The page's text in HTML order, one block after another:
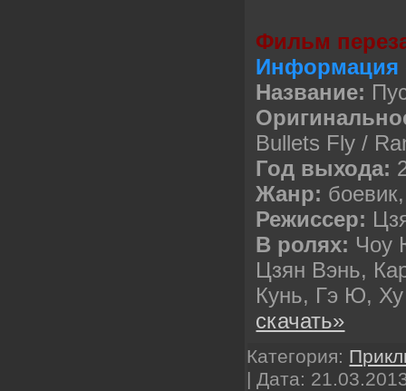
Фильм
Название:
Bullets Fly /
Год выхода:
Жанр:
Режиссер:
В ролях: Чоу
Цзян Вэнь,
Кунь, Гэ Ю,
скачать»
Категория:
| Дата: